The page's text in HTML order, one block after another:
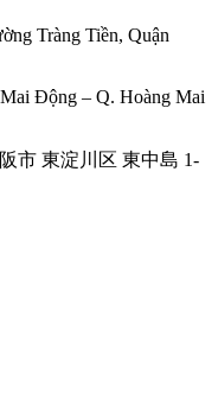
Tràng Tiền, Quận
Động – Q. Hoàng Mai
市 東淀川区 東中島 1-